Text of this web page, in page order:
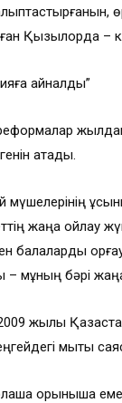
Қызылорда –
айналды”
атады.
жаңа ойлау
балаларды
– мұның бәрі
жылы
мықты
қорқынышқа